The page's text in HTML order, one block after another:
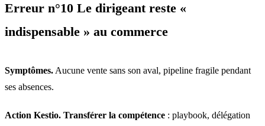
Erreur n°10 Le dirigeant reste «
indispensable » au commerce
Symptômes. Aucune vente sans son aval, pipeline fragile pendant
ses absences.
Action Kestio. Transférer la compétence : playbook, délégation